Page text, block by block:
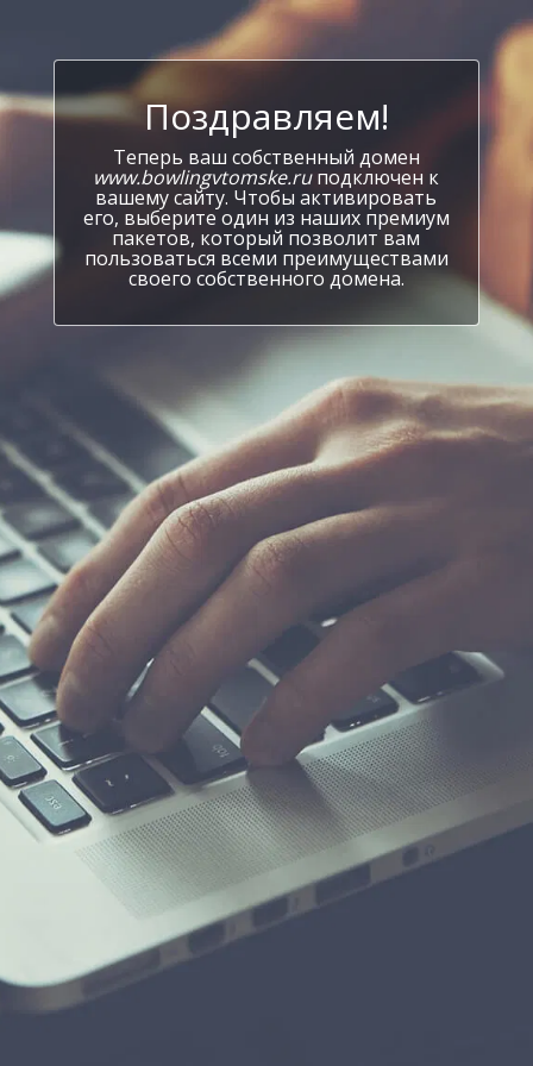
Поздравляем!
Теперь ваш собственный домен
www.bowlingvtomske.ruподключен к
вашему сайту. Чтобы активировать
его, выберите один из наших премиум
пакетов, который позволит вам
пользоваться всеми преимуществами
своего собственного домена.